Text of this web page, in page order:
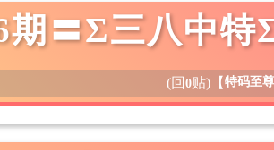
期〓Σ三八中特
(回0贴) 【特码至